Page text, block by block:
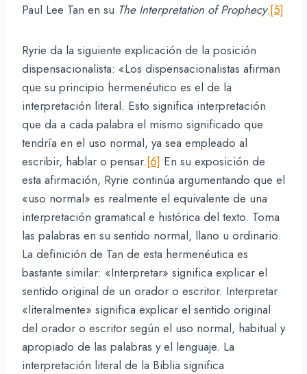
Paul Lee Tan en su The Interpretation of Prophecy.[5]
Ryrie da la siguiente explicación de la posición
dispensacionalista: «Los dispensacionalistas afirman
que su principio hermenéutico es el de la
interpretación literal. Esto significa interpretación
que da a cada palabra el mismo significado que
tendría en el uso normal, ya sea empleado al
escribir, hablar o pensar.[6] En su exposición de
esta afirmación, Ryrie continúa argumentando que el
«uso normal» es realmente el equivalente de una
interpretación gramatical e histórica del texto. Toma
las palabras en su sentido normal, llano u ordinario.
La definición de Tan de esta hermenéutica es
bastante similar: «Interpretar» significa explicar el
sentido original de un orador o escritor. Interpretar
«literalmente» significa explicar el sentido original
del orador o escritor según el uso normal, habitual y
apropiado de las palabras y el lenguaje. La
interpretación literal de la Biblia significa